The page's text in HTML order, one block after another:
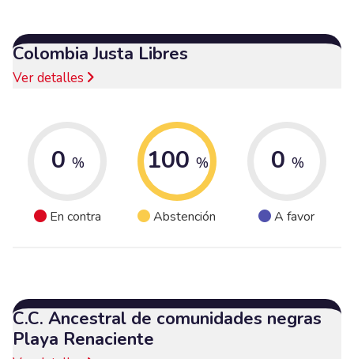
Colombia Justa Libres
Ver detalles
0 %
En contra
100 %
Abstención
0 %
A favor
C.C. Ancestral de comunidades negras
Playa Renaciente